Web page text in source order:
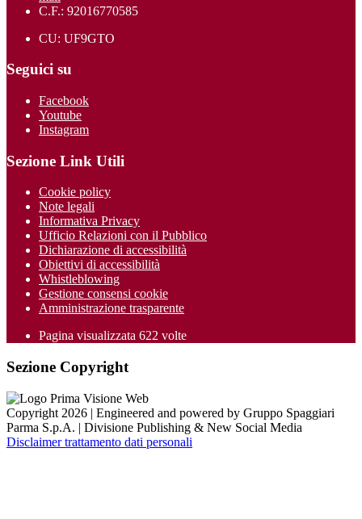
C.F.: 92016770585
CU: UF9GTO
Seguici su
Facebook
Youtube
Instagram
Sezione Link Utili
Cookie policy
Note legali
Informativa Privacy
Ufficio Relazioni con il Pubblico
Dichiarazione di accessibilità
Obiettivi di accessibilità
Whistleblowing
Gestione consensi cookie
Amministrazione trasparente
Pagina visualizzata 622 volte
Sezione Copyright
Copyright 2026 | Engineered and powered by Gruppo Spaggiari
Parma S.p.A. | Divisione Publishing & New Social Media
Disclaimer trattamento dati personali